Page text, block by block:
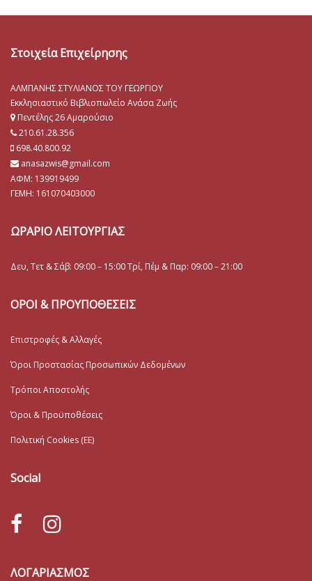
Στοιχεία Επιχείρησης
ΑΛΜΠΑΝΗΣ ΣΤΥΛΙΑΝΟΣ ΤΟΥ ΓΕΩΡΓΙΟΥ
Εκκλησιαστικό Βιβλιοπωλείο Ανάσα Ζωής
Πεντέλης 26 Αμαρούσιο
210.61.28.356
698.40.800.92
anasazwis@gmail.com
ΑΦΜ: 139919499
ΓΕΜΗ: 161070403000
ΩΡΑΡΙΟ ΛΕΙΤΟΥΡΓΙΑΣ
Δευ, Τετ & Σάβ: 09:00 – 15:00 Τρί, Πέμ & Παρ: 09:00 – 21:00
ΟΡΟΙ & ΠΡΟΥΠΟΘΕΣΕΙΣ
Επιστροφές & Αλλαγές
Όροι Προστασίας Προσωπικών Δεδομένων
Τρόποι Αποστολής
Όροι & Προϋποθέσεις
Πολιτική Cookies (ΕΕ)
Social
ΛΟΓΑΡΙΑΣΜΟΣ